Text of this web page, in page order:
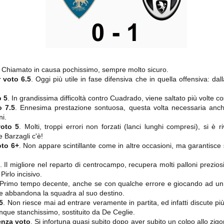
. Chiamato in causa pochissimo, sempre molto sicuro.
voto 6.5 . Oggi più utile in fase difensiva che in quella offensiva:
5 . In grandissima difficoltà contro Cuadrado, viene saltato più volte
7.5 . Ennesima prestazione sontuosa, questa volta necessaria
5 . Molti, troppi errori non forzati (lanci lunghi compresi), si è
Barzagli c'è!
6+. Non appare scintillante come in altre occasioni, ma
. Il migliore nel reparto di centrocampo, recupera molti palloni
incisivo.
Primo tempo decente, anche se con qualche errore e giocando ad
abbandona la squadra al suo destino.
. Non riesce mai ad entrare veramente in partita, ed infatti discute
stanchissimo, sostituito da De Ceglie.
voto . Si infortuna quasi subito dopo aver subito un colpo allo
qualificazione e mettendosi alle
spalle le brutte prestazioni del
campionato. Dopo un primo tempo
di sofferenza gli uomini di Allegri
Nonostante il gol fortunoso del
Chievo, la sensazione netta è che
la matassa sia molto, molto lunga
e difficile da sbrogliare.
delle operazioni di calciomercato, oltre che sulle liste Uefa e serie A (e
già pubblicato un pezzo dedicato pochi giorni fa. Ricordiamo che
12 giocatori usciti nella sessione di calciomercato sono italiani, e
giocatori arrivati.
all'Olimpico. Una squadra che per i primi 75 minuti non ha